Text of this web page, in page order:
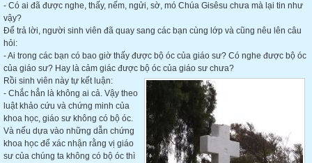
- Có ai đã được nghe, thấy, nếm, ngửi, sờ, mó Chúa Gisêsu chưa mà lại tin như
vậy?
Để trả lời, người sinh viên đã quay sang các bạn cùng lớp và cũng nêu lên câu
hỏi:
- Ai trong các bạn có bao giờ thấy được bộ óc của giáo sư? Có nghe được bộ óc
của giáo sư? Hay là cảm giác được bộ óc của giáo sư chưa?
Rồi sinh viên này tự kết luận:
- Chắc hẳn là không ai cả. Vậy theo
luật khảo cứu và chứng minh của
khoa học, giáo sư không có bộ óc.
Và nếu dựa vào những dẫn chứng
khoa học để xác nhận rằng vị giáo
sư của chúng ta không có bộ óc thì